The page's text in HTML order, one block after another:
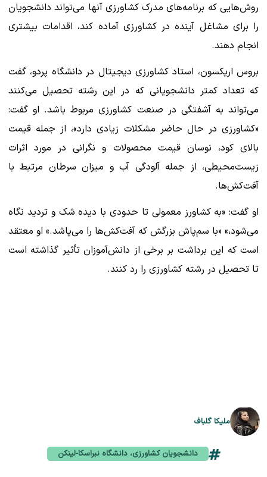
روش‌هایی که برنامه‌های مدرک کشاورزی آنها می‌تواند دانشجویان
را برای مشاغل آینده در کشاورزی آماده کند، اقدامات بیشتری
انجام دهند.
بروس اریکسون، استاد کشاورزی دیجیتال در دانشگاه پردو، گفت
که تعداد کمتر دانشجویانی که در این رشته تحصیل می‌کنند
می‌تواند به آشفتگی در صنعت کشاورزی مربوط باشد. او گفت:
«کشاورزی در حال حاضر مشکلات زیادی دارد»، از جمله قیمت
بالای کود، نوسان قیمت محصولات و نگرانی در مورد اثرات
زیست‌محیطی، از جمله آلودگی آب و میزان سرطان مرتبط با
آفت‌کش‌ها.
او گفت: «به کشاورز معمولی تا حدودی با دیده شک و تردید نگاه
می‌شود،» «با سم‌پاش بزرگش که آفت‌کش‌ها را می‌پاشد.» او معتقد
است که این برداشت بر برخی از دانش‌آموزان تأثیر گذاشته است
تا تحصیل در رشته کشاورزی را رد کنند.
ملیکا گلباف
دانشجویان کشاورزی، دانشگاه نبراسکا-لینکن